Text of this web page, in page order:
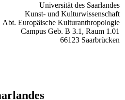
Universität des Saarlandes
Kunst- und Kulturwissenschaft
Abt. Europäische Kulturanthropologie
Campus Geb. B 3.1, Raum 1.01
66123 Saarbrücken